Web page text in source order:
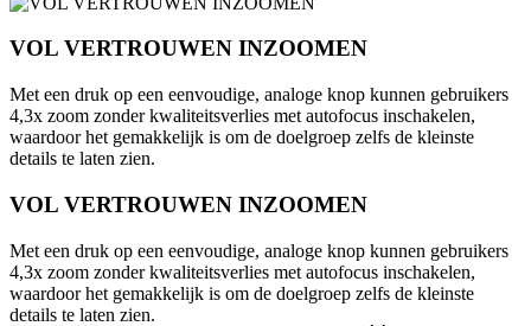
VOL VERTROUWEN INZOOMEN
Met een druk op een eenvoudige, analoge knop kunnen gebruikers
4,3x zoom zonder kwaliteitsverlies met autofocus inschakelen,
waardoor het gemakkelijk is om de doelgroep zelfs de kleinste
details te laten zien.
VOL VERTROUWEN INZOOMEN
Met een druk op een eenvoudige, analoge knop kunnen gebruikers
4,3x zoom zonder kwaliteitsverlies met autofocus inschakelen,
waardoor het gemakkelijk is om de doelgroep zelfs de kleinste
details te laten zien.